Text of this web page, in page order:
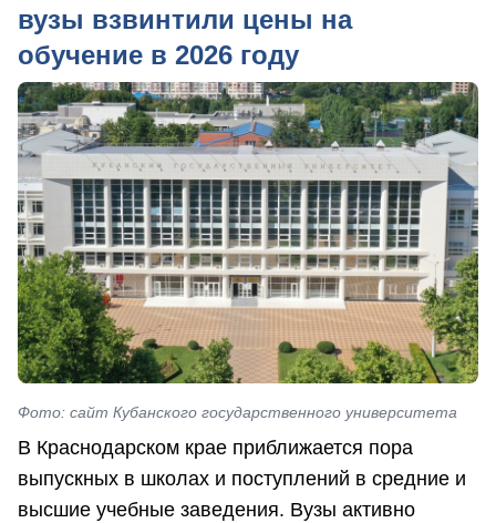
вузы взвинтили цены на
обучение в 2026 году
Фото: сайт Кубанского государственного университета
В Краснодарском крае приближается пора
выпускных в школах и поступлений в средние и
высшие учебные заведения. Вузы активно